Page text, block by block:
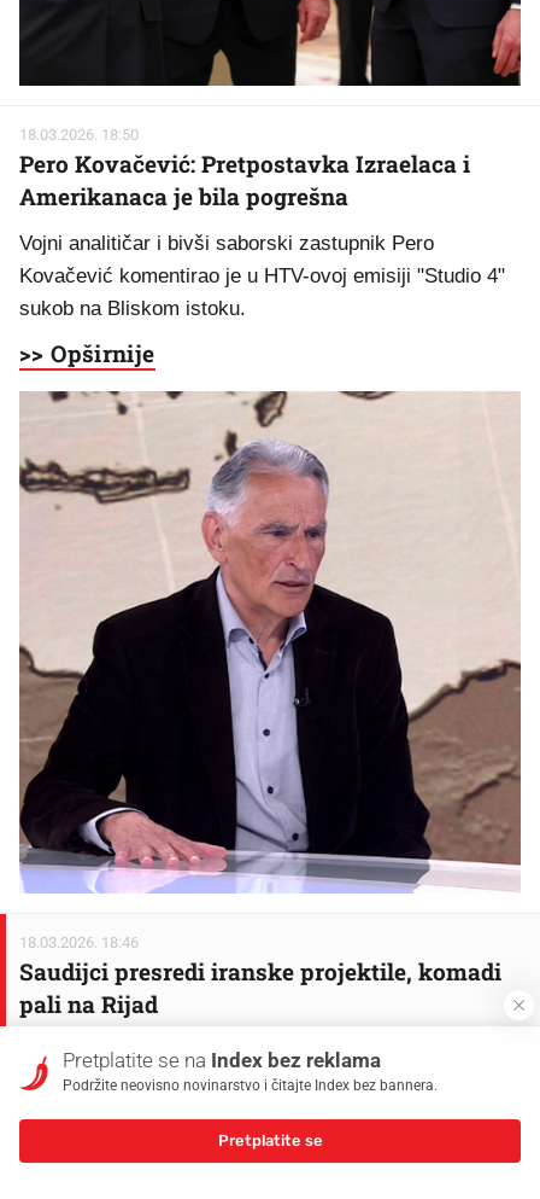
18.03.2026. 18:50
Pero Kovačević: Pretpostavka Izraelaca i
Amerikanaca je bila pogrešna
Vojni analitičar i bivši saborski zastupnik Pero
Kovačević komentirao je u HTV-ovoj emisiji "Studio 4"
sukob na Bliskom istoku.
>> Opširnije
18.03.2026. 18:46
Saudijci presredi iranske projektile, komadi
pali na Rijad
Saudijska Arabija objavila je da su njezini protuzračni
sustavi presreli i uništili dvije balističke rakete
lansirane prema Istočnoj provinciji, dok su nadležni
poručili da zasad nema izvješća o žrtvama. U kratkom
Pretplatite se na Index bez reklama
Podržite neovisno novinarstvo i čitajte Index bez bannera.
Pretplatite se